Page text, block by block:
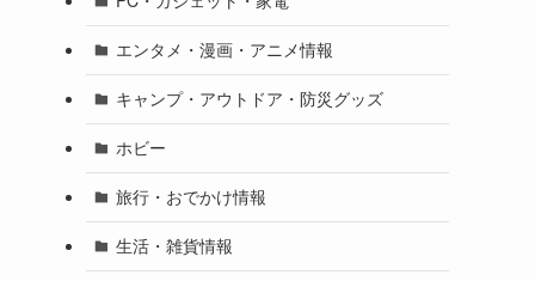
エンタメ・漫画・アニメ情報
キャンプ・アウトドア・防災グッズ
ホビー
旅行・おでかけ情報
生活・雑貨情報